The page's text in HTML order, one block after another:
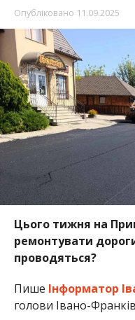
Опубліковано 11.09.2025
Цього тижня на
ремонтувати
проводяться?
Пише Інформатор
голови Івано-